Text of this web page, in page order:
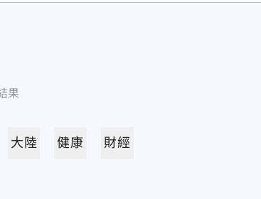
果
大陸 健康 財經